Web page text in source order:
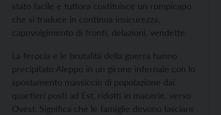
stato facile e tuttora costituisce un rompicapo
che si traduce in continua insicurezza,
capovolgimento di fronti, delazioni, vendette.
La ferocia e le brutalità della guerra hanno
precipitato Aleppo in un girone infernale con lo
spostamento massiccio di popolazione dai
quartieri posti ad Est, ridotti in macerie, verso
Ovest. Significa che le famiglie devono lasciare